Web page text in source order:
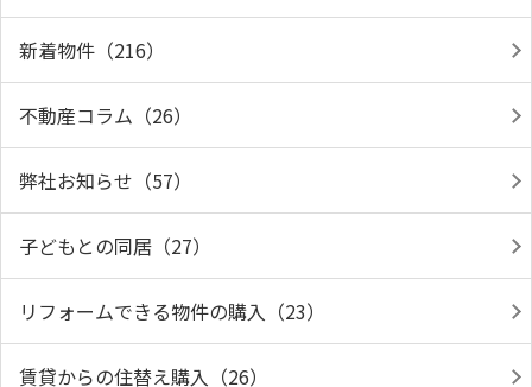
新着物件（216）
不動産コラム（26）
弊社お知らせ（57）
子どもとの同居（27）
リフォームできる物件の購入（23）
賃貸からの住替え購入（26）